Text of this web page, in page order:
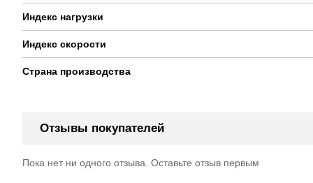
Индекс нагрузки
Индекс скорости
Страна производства
Отзывы покупателей
Пока нет ни одного отзыва. Оставьте отзыв первым